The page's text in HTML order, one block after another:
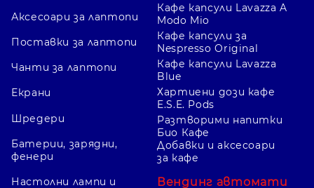
Аксесоари за лаптопи
Поставки за лаптопи
Чанти за лаптопи
Екрани
Шредери
Батерии, зарядни,
фенери
Настолни лампи и
Кафе капсули Lavazza A
Modo Mio
Кафе капсули за
Nespresso Original
Кафе капсули Lavazza
Blue
Хартиени дози кафе
E.S.E. Pods
Разтворими напитки
Био Кафе
Добавки и аксесоари
за кафе
Вендинг автомати